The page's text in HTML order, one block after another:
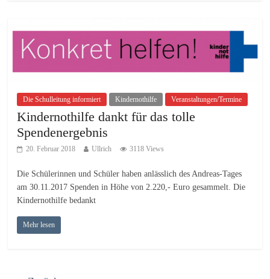
Die Schulleitung informiert Kindernothilfe Veranstaltungen/Termine
Kindernothilfe dankt für das tolle
Spendenergebnis
20. Februar 2018 Ullrich 3118 Views
Die Schülerinnen und Schüler haben anlässlich des Andreas-Tages
am 30.11.2017 Spenden in Höhe von 2.220,- Euro gesammelt. Die
Kindernothilfe bedankt
Mehr lesen